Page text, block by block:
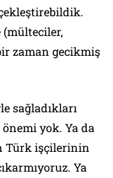
(mülteciler,
zaman gecikmiş
sağladıkları
yok. Ya da
Türk işçilerinin
Ya